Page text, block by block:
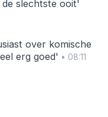
slechtste ooit'
over komische
erg goed' • 08:11